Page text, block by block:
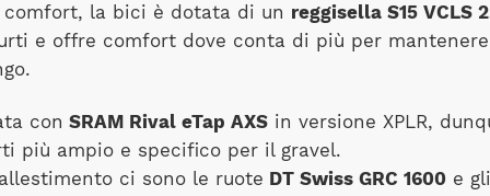
la bici è dotata di un reggisella S15 VCLS
e offre comfort dove conta di più per
con SRAM Rival eTap AXS in versione XPLR,
più ampio e specifico per il gravel.
ci sono le ruote DT Swiss GRC 1600 e